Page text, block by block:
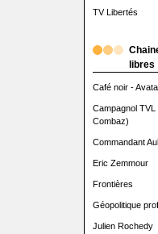
TV Libertés
libres
Café noir -
Campagnol TVL
Combaz)
Commandant
Eric Zemmour
Frontières
Géopolitique
Julien Rochedy